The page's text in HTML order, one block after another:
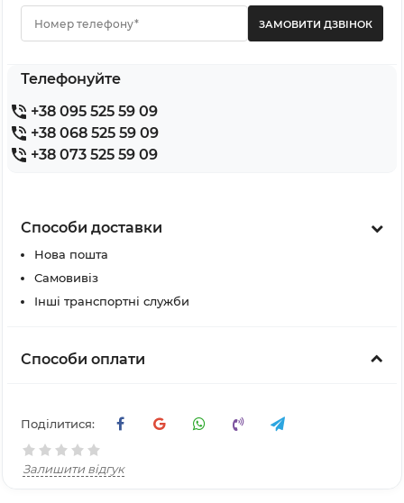
Номер телефону*
Телефонуйте
+38 095 525 59 09
+38 068 525 59 09
+38 073 525 59 09
Способи доставки
Нова пошта
Самовивіз
Інші транспортні служби
Способи оплати
Поділитися:
Залишити відгук